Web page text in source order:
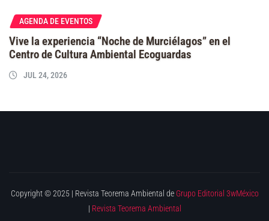
AGENDA DE EVENTOS
Vive la experiencia “Noche de Murciélagos” en el
Centro de Cultura Ambiental Ecoguardas
JUL 24, 2026
Copyright © 2025 | Revista Teorema Ambiental de Grupo Editorial 3wMéxico
| Revista Teorema Ambiental